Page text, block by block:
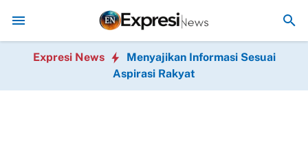
Putri Zulkifli Hasan (PZH)resmi di lantik , sekaligus Rapat
Expresi News
Menyajikan Informasi Sesuai
Aspirasi Rakyat